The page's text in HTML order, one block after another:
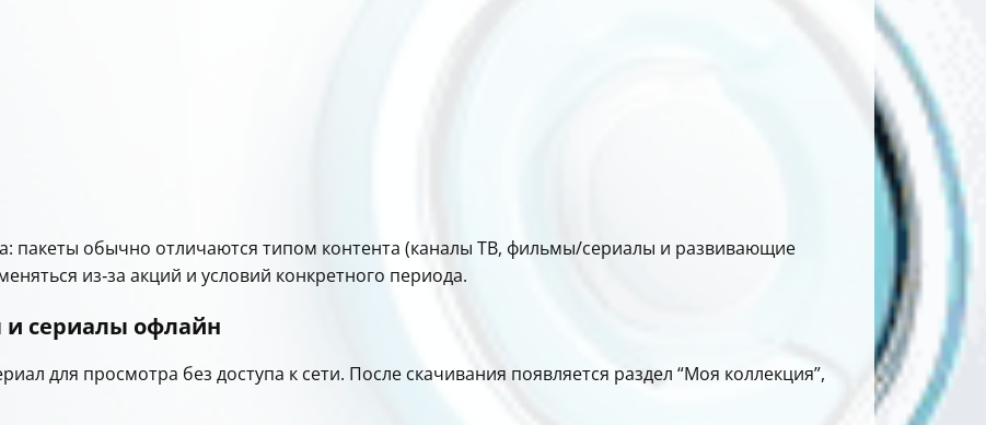
пакеты обычно отличаются типом контента (каналы ТВ, фильмы/сериалы и развивающие
из‑за акций и условий конкретного периода.
сериалы офлайн
для просмотра без доступа к сети. После скачивания появляется раздел “Моя коллекция”,